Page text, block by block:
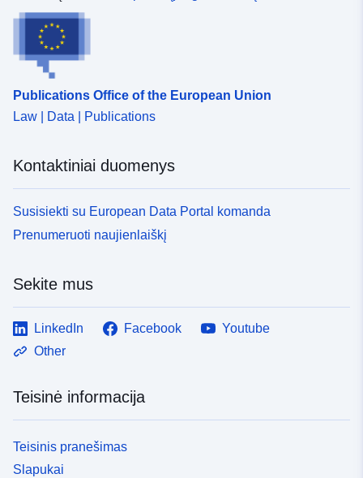
Publications Office of the European Union
Law | Data | Publications
Kontaktiniai duomenys
Susisiekti su European Data Portal komanda
Prenumeruoti naujienlaiškį
Sekite mus
LinkedIn Facebook
Youtube
Other
Teisinė informacija
Teisinis pranešimas
Slapukai